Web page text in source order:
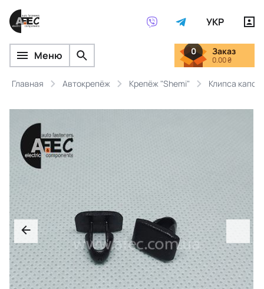
УКР
Меню 0 Заказ
0.00 ₴
Главная Автокрепёж Крепёж "Shemi" Клипса